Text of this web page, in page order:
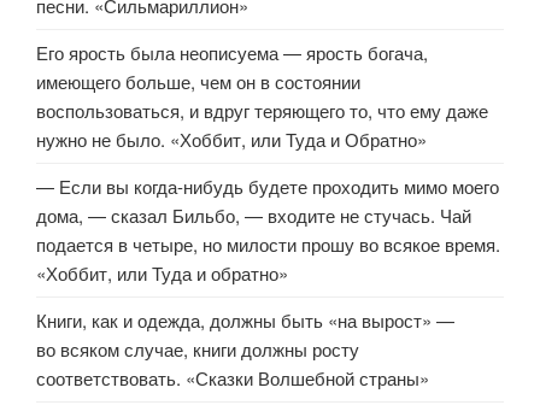
песни. «Сильмариллион»
Его ярость была неописуема — ярость богача,
имеющего больше, чем он в состоянии
воспользоваться, и вдруг теряющего то, что ему даже
нужно не было. «Хоббит, или Туда и Обратно»
— Если вы когда-нибудь будете проходить мимо моего
дома, — сказал Бильбо, — входите не стучась. Чай
подается в четыре, но милости прошу во всякое время.
«Хоббит, или Туда и обратно»
Книги, как и одежда, должны быть «на вырост» —
во всяком случае, книги должны росту
соответствовать. «Сказки Волшебной страны»